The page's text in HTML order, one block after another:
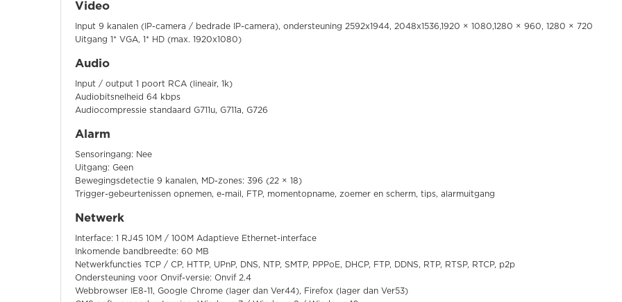
Video
Input 9 kanalen (IP-camera / bedrade IP-camera), ondersteuning 2592x1944, 2048x1536,1920 × 1080,1280 × 960, 1280 × 720
Uitgang 1* VGA, 1* HD (max. 1920x1080)
Audio
Input / output 1 poort RCA (lineair, 1k)
Audiobitsnelheid 64 kbps
Audiocompressie standaard G711u, G711a, G726
Alarm
Sensoringang: Nee
Uitgang: Geen
Bewegingsdetectie 9 kanalen, MD-zones: 396 (22 × 18)
Trigger-gebeurtenissen opnemen, e-mail, FTP, momentopname, zoemer en scherm, tips, alarmuitgang
Netwerk
Interface: 1 RJ45 10M / 100M Adaptieve Ethernet-interface
Inkomende bandbreedte: 60 MB
Netwerkfuncties TCP / CP, HTTP, UPnP, DNS, NTP, SMTP, PPPoE, DHCP, FTP, DDNS, RTP, RTSP, RTCP, p2p
Ondersteuning voor Onvif-versie: Onvif 2.4
Webbrowser IE8-11, Google Chrome (lager dan Ver44), Firefox (lager dan Ver53)